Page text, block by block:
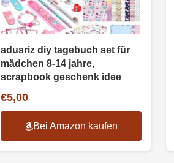
adusriz diy tagebuch set für
mädchen 8-14 jahre,
scrapbook geschenk idee
€5,00
Bei Amazon kaufen